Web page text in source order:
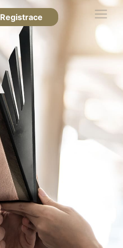
Registrace